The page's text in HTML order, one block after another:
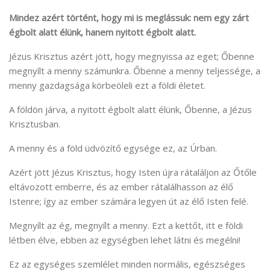
Mindez azért történt, hogy mi is meglássuk: nem egy zárt
égbolt alatt élünk, hanem nyitott égbolt alatt.
Jézus Krisztus azért jött, hogy megnyissa az eget; Őbenne
megnyílt a menny számunkra. Őbenne a menny teljessége, a
menny gazdagsága körbeöleli ezt a földi életet.
A földön járva, a nyitott égbolt alatt élünk, Őbenne, a Jézus
Krisztusban.
A menny és a föld üdvözítő egysége ez, az Úrban.
Azért jött Jézus Krisztus, hogy Isten újra rátaláljon az Őtőle
eltávozott emberre, és az ember rátalálhasson az élő
Istenre; így az ember számára legyen út az élő Isten felé.
Megnyílt az ég, megnyílt a menny. Ezt a kettőt, itt e földi
létben élve, ebben az egységben lehet látni és megélni!
Ez az egységes szemlélet minden normális, egészséges